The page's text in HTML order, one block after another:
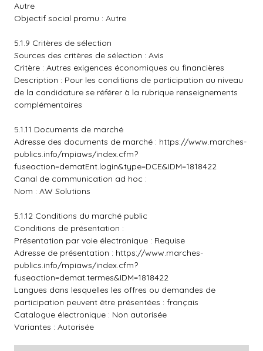
Autre
Objectif social promu : Autre
5.1.9 Critères de sélection
Sources des critères de sélection : Avis
Critère : Autres exigences économiques ou financières
Description : Pour les conditions de participation au niveau
de la candidature se référer à la rubrique renseignements
complémentaires
5.1.11 Documents de marché
Adresse des documents de marché : https://www.marches-
publics.info/mpiaws/index.cfm?
fuseaction=dematEnt.login&type=DCE&IDM=1818422
Canal de communication ad hoc :
Nom : AW Solutions
5.1.12 Conditions du marché public
Conditions de présentation :
Présentation par voie électronique : Requise
Adresse de présentation : https://www.marches-
publics.info/mpiaws/index.cfm?
fuseaction=demat.termes&IDM=1818422
Langues dans lesquelles les offres ou demandes de
participation peuvent être présentées : français
Catalogue électronique : Non autorisée
Variantes : Autorisée